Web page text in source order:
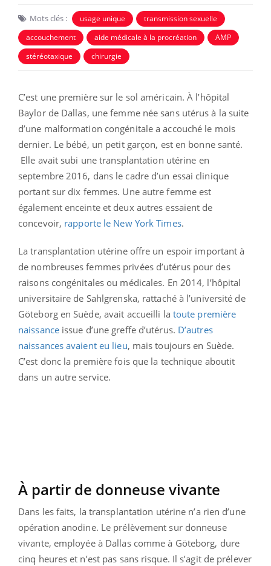
Mots clés : usage unique
transmission sexuelle
accouchement
aide médicale à la procréation
AMP
stéréotaxique
chirurgie
C’est une première sur le sol américain. À l’hôpital
Baylor de Dallas, une femme née sans utérus à la suite
d’une malformation congénitale a accouché le mois
dernier. Le bébé, un petit garçon, est en bonne santé.
Elle avait subi une transplantation utérine en
septembre 2016, dans le cadre d’un essai clinique
portant sur dix femmes. Une autre femme est
également enceinte et deux autres essaient de
concevoir, rapporte le New York Times.
La transplantation utérine offre un espoir important à
de nombreuses femmes privées d’utérus pour des
raisons congénitales ou médicales. En 2014, l’hôpital
universitaire de Sahlgrenska, rattaché à l’université de
Göteborg en Suède, avait accueilli la toute première
naissanceissue d’une greffe d’utérus. D’autres
naissances avaient eu lieu, mais toujours en Suède.
C’est donc la première fois que la technique aboutit
dans un autre service.
À partir de donneuse vivante
Dans les faits, la transplantation utérine n’a rien d’une
opération anodine. Le prélèvement sur donneuse
vivante, employée à Dallas comme à Göteborg, dure
cinq heures et n’est pas sans risque. Il s’agit de prélever